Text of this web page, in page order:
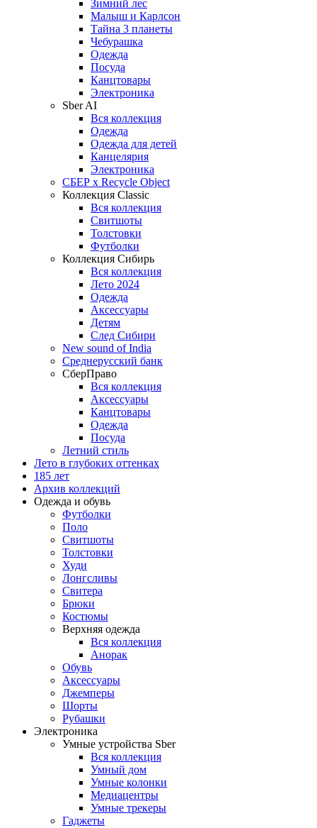
Зимний лес
Малыш и Карлсон
Тайна 3 планеты
Чебурашка
Одежда
Посуда
Канцтовары
Электроника
Sber AI
Вся коллекция
Одежда
Одежда для детей
Канцелярия
Электроника
СБЕР x Recycle Object
Коллекция Classic
Вся коллекция
Свитшоты
Толстовки
Футболки
Коллекция Сибирь
Вся коллекция
Лето 2024
Одежда
Аксессуары
Детям
След Сибири
New sound of India
Среднерусский банк
СберПраво
Вся коллекция
Аксессуары
Канцтовары
Одежда
Посуда
Летний стиль
Лето в глубоких оттенках
185 лет
Архив коллекций
Одежда и обувь
Футболки
Поло
Свитшоты
Толстовки
Худи
Лонгсливы
Свитера
Брюки
Костюмы
Верхняя одежда
Вся коллекция
Анорак
Обувь
Аксессуары
Джемперы
Шорты
Рубашки
Электроника
Умные устройства Sber
Вся коллекция
Умный дом
Умные колонки
Медиацентры
Умные трекеры
Гаджеты